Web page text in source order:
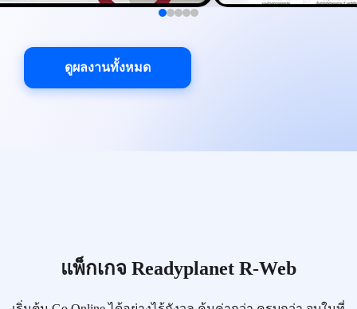
ดูผลงานทั้งหมด
แพ็กเกจ Readyplanet R-Web